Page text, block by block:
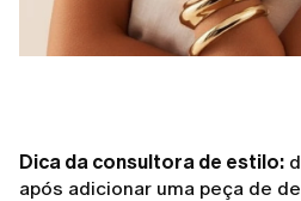
Dica da consultora de estilo:
após adicionar uma peça de